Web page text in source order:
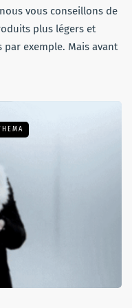
vous conseillons de
plus légers et
exemple. Mais avant